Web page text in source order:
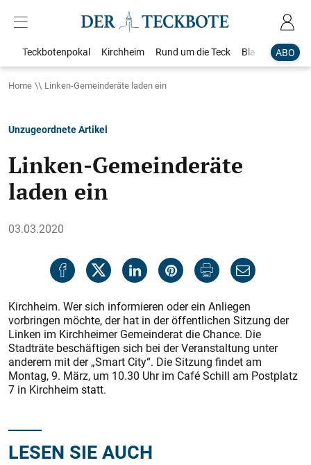
ABO
Teckbotenpokal Kirchheim Rund um die Teck Blaulicht
Home Linken-Gemeinderäte laden ein
Unzugeordnete Artikel
Linken-Gemeinderäte
laden ein
03.03.2020
Kirchheim. Wer sich informieren oder ein Anliegen
vorbringen möchte, der hat in der öffentlichen Sitzung der
Linken im Kirchheimer Gemeinderat die Chance. Die
Stadträte beschäftigen sich bei der Veranstaltung unter
anderem mit der „Smart City“. Die Sitzung findet am
Montag, 9. März, um 10.30 Uhr im Café Schill am Postplatz
7 in Kirchheim statt.
LESEN SIE AUCH